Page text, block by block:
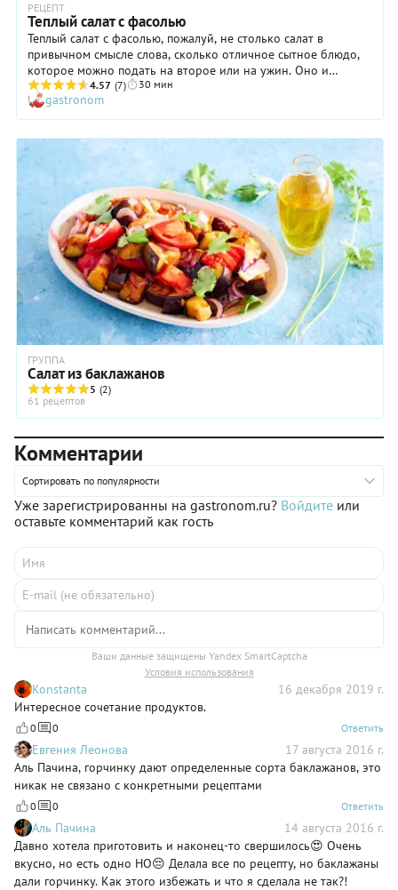
РЕЦЕПТ
Теплый салат с фасолью
Теплый салат с фасолью, пожалуй, не столько салат в
привычном смысле слова, сколько отличное сытное блюдо,
которое можно подать на второе или на ужин. Оно и
согревает, и утоляет голод, и дарит превосходные вкусовые
ощущения. Но если вы или ваши близкие «не понимают»
ужина без мяса, рыбы или птицы, предложите теплый салат с
фасолью в качестве гарнира. Кстати, это одно из тех блюд,
со вкусом которого можно играть бесконечно. Любите
поострее? Добавьте в теплый салат нарезанный колечками
перец чили. Предпочитаете фруктовые ноты? Дополните
блюдо тонкими ломтиками сочного яблока или груши. В
общем, экспериментируйте!
4.57 (7) 30 мин
gastronom
ГРУППА
Салат из баклажанов
5 (2)
61 рецептов
Комментарии
Сортировать по популярности
Уже зарегистрированны на gastronom.ru? Войдите или
оставьте комментарий как гость
Ваши данные защищены Yandex SmartCaptcha
Условия использования
Konstanta
16 декабря 2019 г.
Интересное сочетание продуктов.
0 0 Ответить
Евгения Леонова
17 августа 2016 г.
Аль Пачина, горчинку дают определенные сорта баклажанов, это
никак не связано с конкретными рецептами
0 0 Ответить
Аль Пачина
14 августа 2016 г.
Давно хотела приготовить и наконец-то свершилось😍 Очень
вкусно, но есть одно НО😔 Делала все по рецепту, но баклажаны
дали горчинку. Как этого избежать и что я сделала не так?!